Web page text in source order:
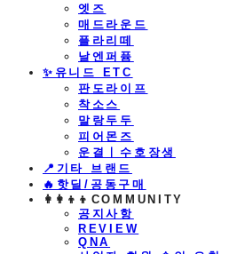
엣즈
매드라운드
플라리떼
날엔퍼퓸
​✨유니드 ETC
판도라이프
착소스
말랑두두
피어몬즈
운결ㅣ수호장생
📍기타 브랜드
🔥핫딜/공동구매
👩‍👩‍👦‍👦COMMUNITY
공지사항
REVIEW
QNA